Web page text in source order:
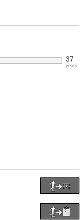
37
years